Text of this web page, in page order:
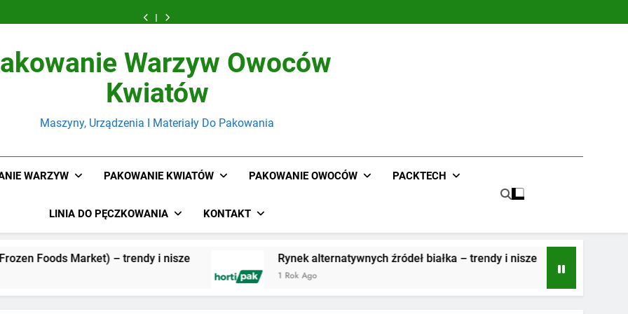
Sezon
DZV
Serwis!
i
nisze
DZV
Serwis!
rozpoczęty
trendy
i
nisze
białka
i
nisze
na
2025
z
DZV
Serwis!
Warzyw Owoców
Kwiatów
Maszyny, Urządzenia I Materiały Do Pakowania
WARZYW PAKOWANIE KWIATÓW PAKOWANIE OWOCÓW PACKTECH
LINIA DO PĘCZKOWANIA KONTAKT
i nisze Rynek alternatywnych źródeł białka – trendy i nisze Przygotuj Wiązarki